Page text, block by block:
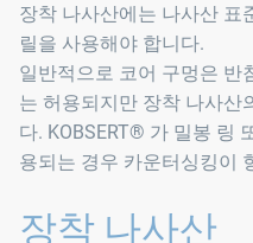
장착 나사산에는 나사산 표
릴을 사용해야 합니다.
일반적으로 코어 구멍은 반
는 허용되지만 장착 나사산
다. KOBSERT® 가 밀봉 링
용되는 경우 카운터싱킹이
장착 나사산